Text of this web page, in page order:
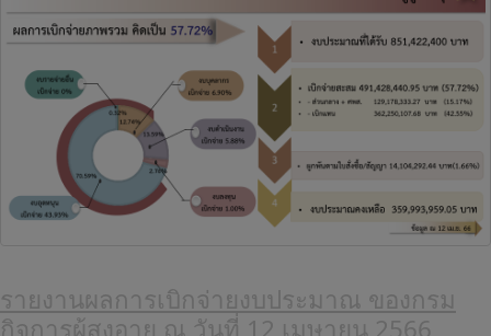
รายงานผลการเบิกจ่ายงบประมาณ ของกรม
กิจการผู้สูงอายุ ณ วันที่ 12 เมษายน 2566